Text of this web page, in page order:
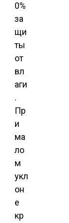
0%
за
щи
ты
от
вл
аги
.
Пр
и
ма
ло
м
укл
он
е
кр